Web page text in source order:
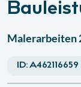
Malerarbeiten
ID:A462116659